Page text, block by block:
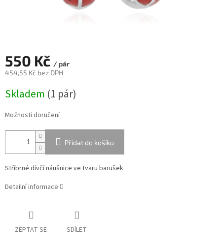
550 Kč / pár
454,55 Kč bez DPH
cena:
Skladem (1 pár)
Možnosti doručení
Přidat do košíku
Stříbrné dívčí náušnice ve tvaru barušek
Detailní informace
ZEPTAT SE SDÍLET